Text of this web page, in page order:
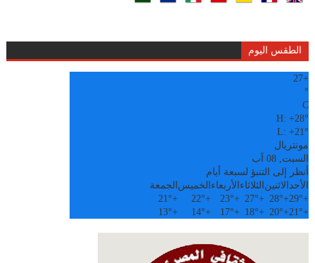
الطقس اليوم
+
27
°
C
H:+28°
L:+21°
مونتريال
السبت, 08 آب
أنظر إلى التنبؤ لسبعة أيام
الأحدالاثنين الثلاثاء الأربعاء الخميس الجمعة
+
29°
+
28°
+
27°
+
23°
+
22°
+
21°
+
21°
+
20°
+
18°
+
17°
+
14°
+
13°